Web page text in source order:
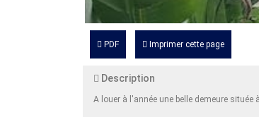
PDF Imprimer cette page
Description
A louer à l'année une belle demeure